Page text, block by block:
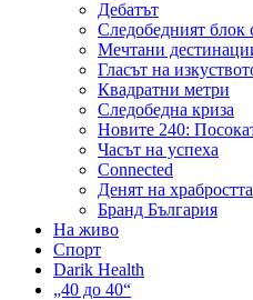
Дебатът
Следобедният блок
Мечтани
Гласът на
Квадратни метри
Следобедна криза
Новите 240:
Часът на успеха
Connected
Денят на храбростта
Бранд България
На живо
Спорт
Darik Health
„40 до 40“